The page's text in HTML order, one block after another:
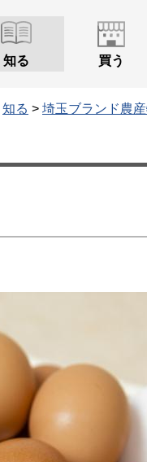
知る 買う
知る > 埼玉ブランド農